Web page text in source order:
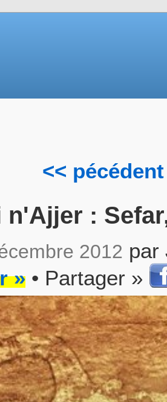
<< pécédent
n'Ajjer :
2012 par
» • Partager »